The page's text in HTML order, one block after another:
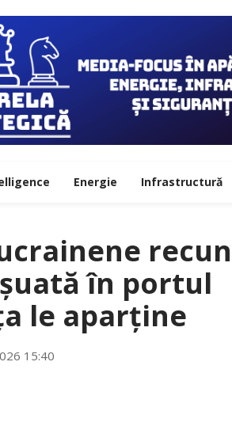
Energie Infrastructură
în portul
le aparține
15:40